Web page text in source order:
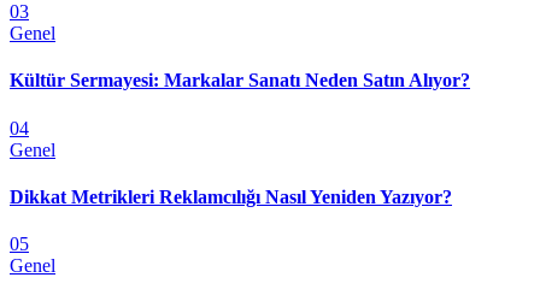
03
Genel
Kültür Sermayesi: Markalar Sanatı Neden Satın Alıyor?
04
Genel
Dikkat Metrikleri Reklamcılığı Nasıl Yeniden Yazıyor?
05
Genel